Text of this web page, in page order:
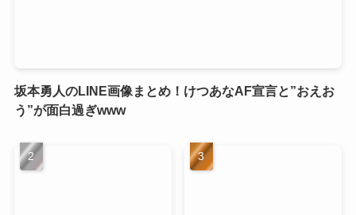
坂本勇人のLINE画像まとめ！けつあなAF宣言と”おえお
う”が面白過ぎwww